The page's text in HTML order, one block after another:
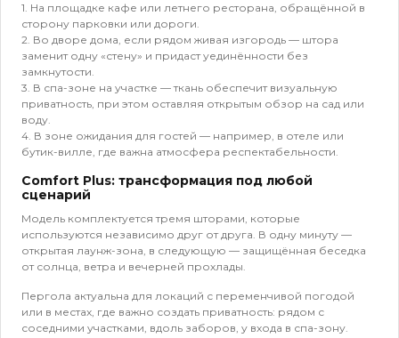
1. На площадке кафе или летнего ресторана, обращённой в
сторону парковки или дороги.
2. Во дворе дома, если рядом живая изгородь — штора
заменит одну «стену» и придаст уединённости без
замкнутости.
3. В спа-зоне на участке — ткань обеспечит визуальную
приватность, при этом оставляя открытым обзор на сад или
воду.
4. В зоне ожидания для гостей — например, в отеле или
бутик-вилле, где важна атмосфера респектабельности.
Comfort Plus: трансформация под любой
сценарий
Модель комплектуется тремя шторами, которые
используются независимо друг от друга. В одну минуту —
открытая лаунж-зона, в следующую — защищённая беседка
от солнца, ветра и вечерней прохлады.
Пергола актуальна для локаций с переменчивой погодой
или в местах, где важно создать приватность: рядом с
соседними участками, вдоль заборов, у входа в спа-зону.